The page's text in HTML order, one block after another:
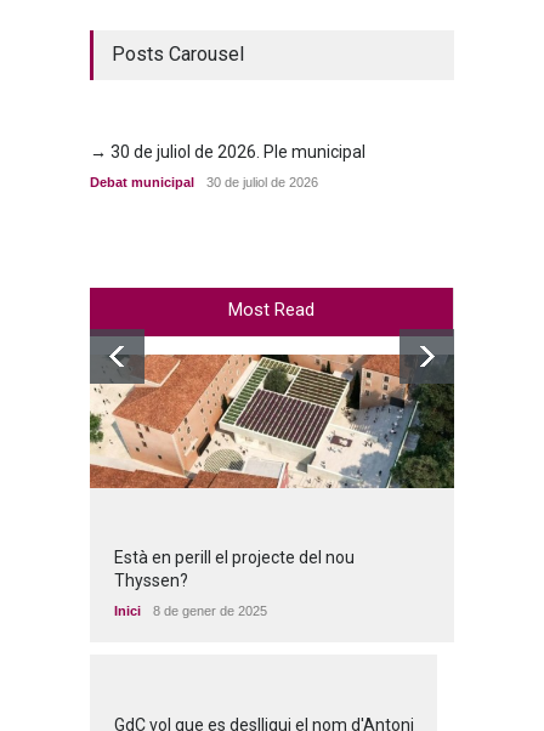
Posts Carousel
→ 30 de juliol de 2026. Ple municipal
Debat municipal 30 de juliol de 2026
Most Read
Està en perill el projecte del nou
Thyssen?
Inici 8 de gener de 2025
GdC vol que es deslligui el nom d'Antoni